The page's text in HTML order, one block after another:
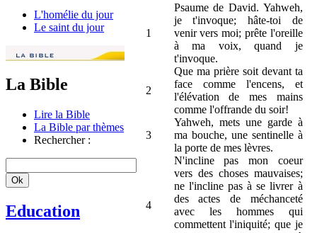
L'homélie du jour
Le saint du jour
La Bible
Lire la Bible
La Bible par thèmes
Rechercher :
Education
1
Psaume de David. Yahweh,
je t'invoque; hâte-toi de
venir vers moi; prête l'oreille
à ma voix, quand je
t'invoque.
2
Que ma prière soit devant ta
face comme l'encens, et
l'élévation de mes mains
comme l'offrande du soir!
3
Yahweh, mets une garde à
ma bouche, une sentinelle à
la porte de mes lèvres.
4
N'incline pas mon coeur
vers des choses mauvaises;
ne l'incline pas à se livrer à
des actes de méchanceté
avec les hommes qui
commettent l'iniquité; que je